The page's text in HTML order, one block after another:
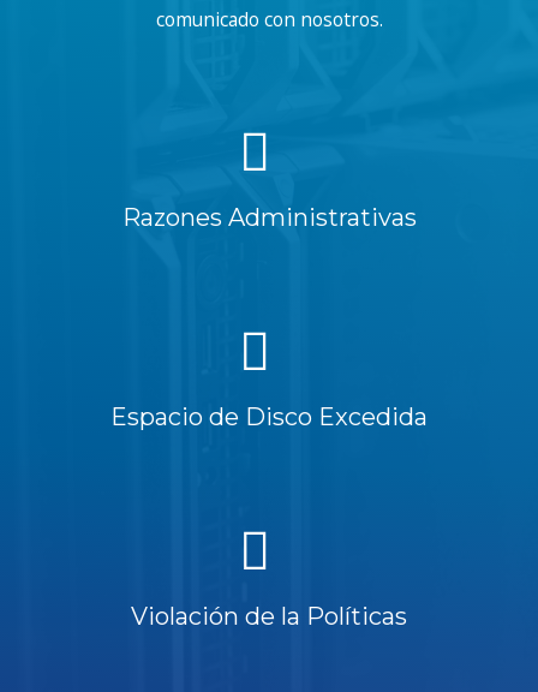
comunicado con nosotros.
Razones Administrativas
Espacio de Disco Excedida
Violación de la Políticas